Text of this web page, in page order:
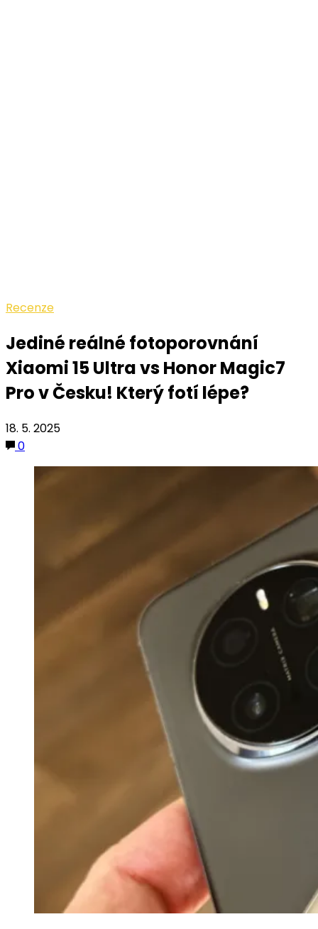
Recenze
Jediné reálné fotoporovnání
Xiaomi 15 Ultra vs Honor Magic7
Pro v Česku! Který fotí lépe?
18. 5. 2025
0